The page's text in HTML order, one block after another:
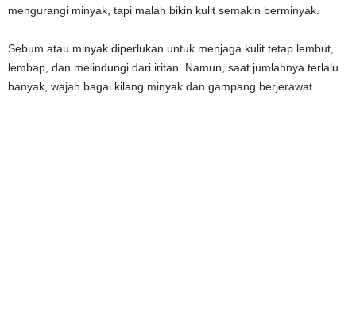
mengurangi minyak, tapi malah bikin kulit semakin berminyak.
Sebum atau minyak diperlukan untuk menjaga kulit tetap lembut,
lembap, dan melindungi dari iritan. Namun, saat jumlahnya terlalu
banyak, wajah bagai kilang minyak dan gampang berjerawat.